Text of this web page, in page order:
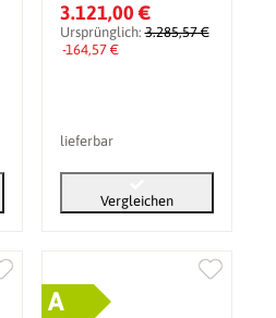
3.121,00 €
Ursprünglich:3.285,57 €
-164,57 €
lieferbar
Vergleichen
A